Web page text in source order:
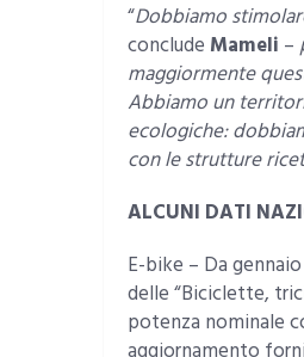
“Dobbiamo
conclude Mameli –
maggiormente
Abbiamo un
ecologiche:
con le strutture
ALCUNI DATI
E-bike – Da
delle “Biciclette,
potenza nominale